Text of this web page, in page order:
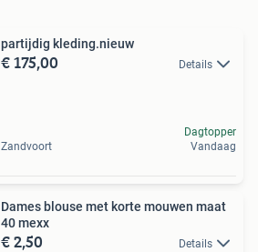
partijdig kleding.nieuw
€ 175,00 Details
Zandvoort
Dagtopper
Vandaag
Dames blouse met korte mouwen maat
40 mexx
€ 2,50 Details